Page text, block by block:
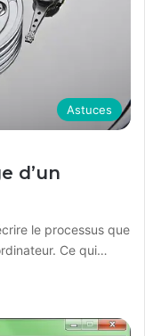
Astuces
d’un
le processus que
Ce qui…